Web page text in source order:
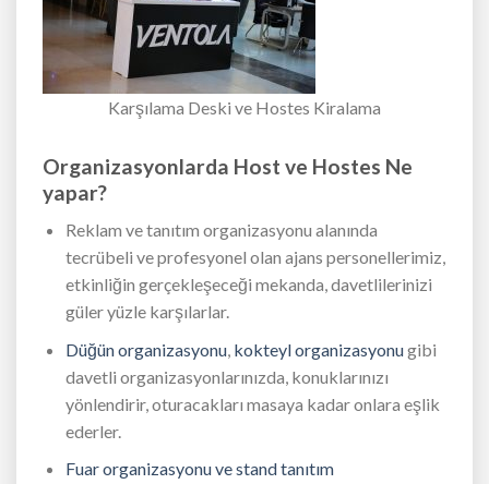
Karşılama Deski ve Hostes Kiralama
Organizasyonlarda Host ve Hostes Ne
yapar?
Reklam ve tanıtım organizasyonu alanında
tecrübeli ve profesyonel olan ajans personellerimiz,
etkinliğin gerçekleşeceği mekanda, davetlilerinizi
güler yüzle karşılarlar.
Düğün organizasyonu, kokteyl organizasyonugibi
davetli organizasyonlarınızda, konuklarınızı
yönlendirir, oturacakları masaya kadar onlara eşlik
ederler.
Fuar organizasyonu ve stand tanıtım